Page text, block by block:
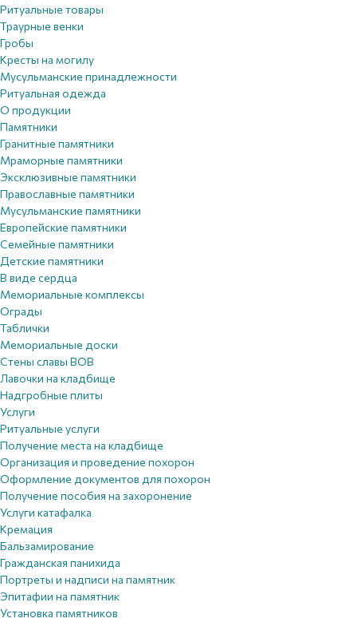
Ритуальные товары
Траурные венки
Гробы
Кресты на могилу
Мусульманские принадлежности
Ритуальная одежда
О продукции
Памятники
Гранитные памятники
Мраморные памятники
Эксклюзивные памятники
Православные памятники
Мусульманские памятники
Европейские памятники
Семейные памятники
Детские памятники
В виде сердца
Мемориальные комплексы
Ограды
Таблички
Мемориальные доски
Стены славы ВОВ
Лавочки на кладбище
Надгробные плиты
Услуги
Ритуальные услуги
Получение места на кладбище
Организация и проведение похорон
Оформление документов для похорон
Получение пособия на захоронение
Услуги катафалка
Кремация
Бальзамирование
Гражданская панихида
Портреты и надписи на памятник
Эпитафии на памятник
Установка памятников